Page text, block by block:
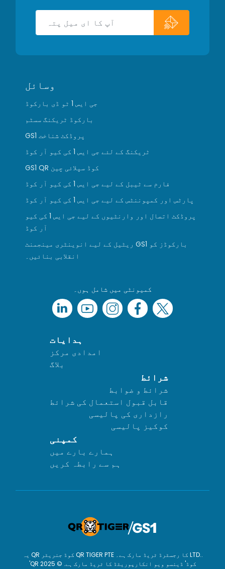
وسائل
جی ایس 1 ٹو ڈی بارکوڈ
بارکوڈ ٹریکنگ سسٹم
GS1 پروڈکٹ شناخت
ٹریکنگ کے لئے جی ایس 1 کی کیو آر کوڈ
GS1 QR کوڈ سپلائی چین
فارم سے ٹیبل کے لیے جی ایس 1 کی کیو آر کوڈ
پارٹس اور کمپوننٹس کے لیے جی ایس 1 کی کیو آر کوڈ
پروڈکٹ اتصال اور وارنٹیوں کے لیے جی ایس 1 کی کیو
آر کوڈ
ریٹیل کے لیے انوینٹری مینجمنٹ GS1 بارکوڈز کو
انقلابی بنائیں۔
کمیونٹی میں شامل ہوں۔
ہدایات
امدادی مرکز
بلاگ
شرائط
شرائط و ضوابط
قابل قبول استعمال کی شرائط
رازداری کی پالیسی
کوکیز پالیسی
کمپنی
ہمارے بارے میں
ہم سے رابطہ کریں
یہ QR کوڈ جنریٹر QR TIGER PTE کا رجسٹرڈ ٹریڈ مارک ہے۔ LTD..
'QR کوڈ' ڈینسو ویو انکارپوریٹڈ کا ٹریڈ مارک ہے. © 2025